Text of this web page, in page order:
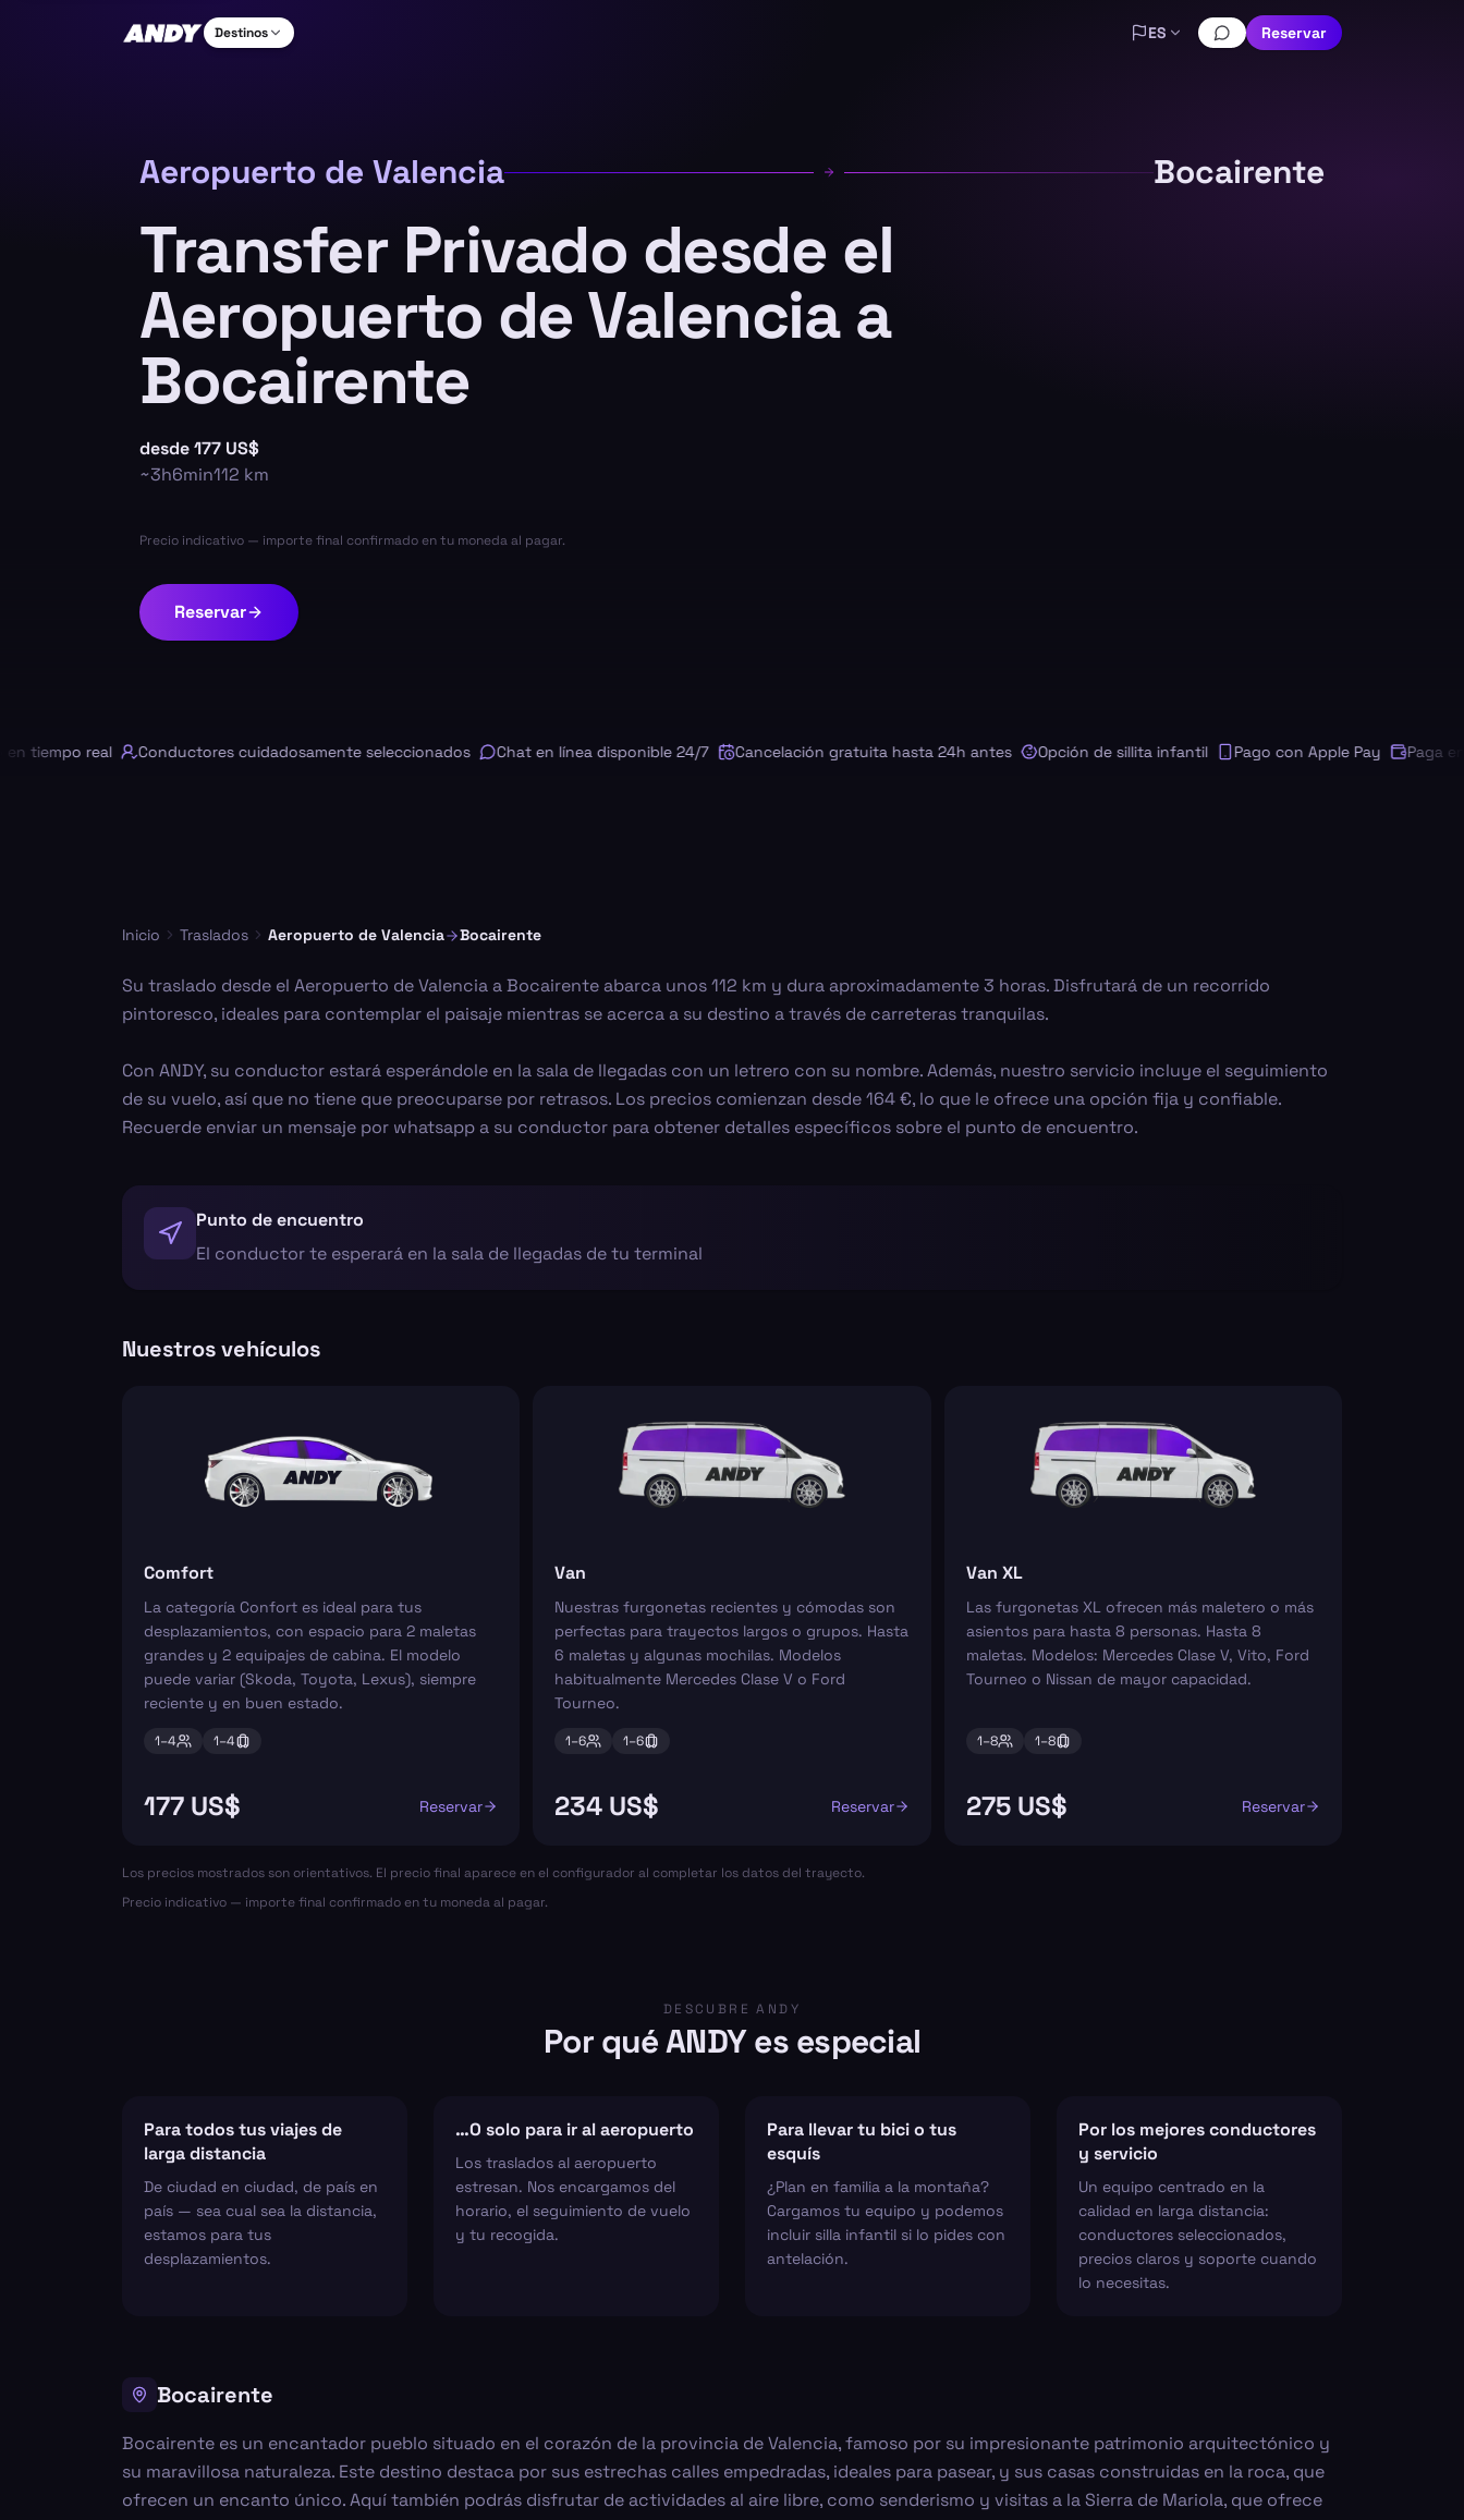
Destinos ES Reservar
Aeropuerto de Valencia Bocairente
Transfer Privado desde el
Aeropuerto de Valencia a
Bocairente
desde177 US$
~3h6min112 km
Precio indicativo — importe final confirmado en tu moneda al pagar.
Reservar
real Conductores cuidadosamente seleccionados Chat en línea disponible 24/7 Cancelación gratuita hasta 24h antes Opción de sillita infantil Pago con Apple Pay Paga en tu
Inicio Traslados Aeropuerto de Valencia Bocairente
Su traslado desde el Aeropuerto de Valencia a Bocairente abarca unos 112 km y dura aproximadamente 3 horas. Disfrutará de un recorrido
pintoresco, ideales para contemplar el paisaje mientras se acerca a su destino a través de carreteras tranquilas.
Con ANDY, su conductor estará esperándole en la sala de llegadas con un letrero con su nombre. Además, nuestro servicio incluye el seguimiento
de su vuelo, así que no tiene que preocuparse por retrasos. Los precios comienzan desde 164 €, lo que le ofrece una opción fija y confiable.
Recuerde enviar un mensaje por whatsapp a su conductor para obtener detalles específicos sobre el punto de encuentro.
Punto de encuentro
El conductor te esperará en la sala de llegadas de tu terminal
Nuestros vehículos
Comfort
La categoría Confort es ideal para tus
desplazamientos, con espacio para 2 maletas
grandes y 2 equipajes de cabina. El modelo
puede variar (Skoda, Toyota, Lexus), siempre
reciente y en buen estado.
1–4 1–4
177 US$ Reservar
Van
Nuestras furgonetas recientes y cómodas son
perfectas para trayectos largos o grupos. Hasta
6 maletas y algunas mochilas. Modelos
habitualmente Mercedes Clase V o Ford
Tourneo.
1–6 1–6
234 US$ Reservar
Van XL
Las furgonetas XL ofrecen más maletero o más
asientos para hasta 8 personas. Hasta 8
maletas. Modelos: Mercedes Clase V, Vito, Ford
Tourneo o Nissan de mayor capacidad.
1–8 1–8
275 US$ Reservar
Los precios mostrados son orientativos. El precio final aparece en el configurador al completar los datos del trayecto.
Precio indicativo — importe final confirmado en tu moneda al pagar.
DESCUBRE ANDY
Por qué ANDY es especial
Para todos tus viajes de
larga distancia
De ciudad en ciudad, de país en
país — sea cual sea la distancia,
estamos para tus
desplazamientos.
…O solo para ir al aeropuerto
Los traslados al aeropuerto
estresan. Nos encargamos del
horario, el seguimiento de vuelo
y tu recogida.
Para llevar tu bici o tus
esquís
¿Plan en familia a la montaña?
Cargamos tu equipo y podemos
incluir silla infantil si lo pides con
antelación.
Por los mejores conductores
y servicio
Un equipo centrado en la
calidad en larga distancia:
conductores seleccionados,
precios claros y soporte cuando
lo necesitas.
Bocairente
Bocairente es un encantador pueblo situado en el corazón de la provincia de Valencia, famoso por su impresionante patrimonio arquitectónico y
su maravillosa naturaleza. Este destino destaca por sus estrechas calles empedradas, ideales para pasear, y sus casas construidas en la roca, que
ofrecen un encanto único. Aquí también podrás disfrutar de actividades al aire libre, como senderismo y visitas a la Sierra de Mariola, que ofrece